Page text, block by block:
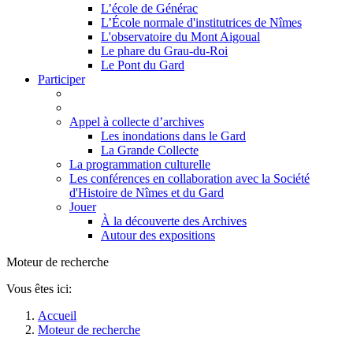
L’école de Générac
L’École normale d'institutrices de Nîmes
L'observatoire du Mont Aigoual
Le phare du Grau-du-Roi
Le Pont du Gard
Participer
Appel à collecte d’archives
Les inondations dans le Gard
La Grande Collecte
La programmation culturelle
Les conférences en collaboration avec la Société
d'Histoire de Nîmes et du Gard
Jouer
À la découverte des Archives
Autour des expositions
Moteur de recherche
Vous êtes ici:
Accueil
Moteur de recherche